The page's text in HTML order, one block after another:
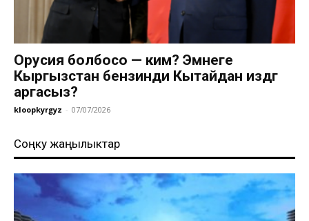
Орусия болбосо — ким? Эмнеге
Кыргызстан бензинди Кытайдан издөөгө
аргасыз?
kloopkyrgyz - 07/07/2026
Соңку жаңылыктар